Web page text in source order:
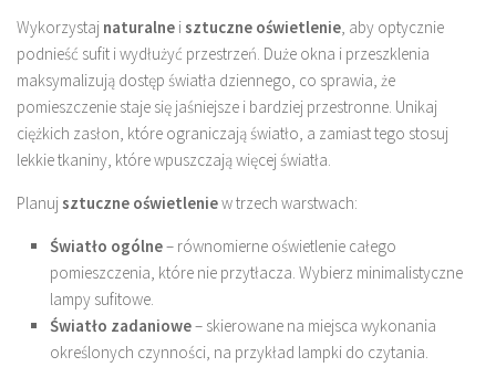
Wykorzystaj naturalne isztuczne oświetlenie, aby optycznie
podnieść sufit i wydłużyć przestrzeń. Duże okna i przeszklenia
maksymalizują dostęp światła dziennego, co sprawia, że
pomieszczenie staje się jaśniejsze i bardziej przestronne. Unikaj
ciężkich zasłon, które ograniczają światło, a zamiast tego stosuj
lekkie tkaniny, które wpuszczają więcej światła.
Planujsztuczne oświetleniew trzech warstwach:
Światło ogólne– równomierne oświetlenie całego
pomieszczenia, które nie przytłacza. Wybierz minimalistyczne
lampy sufitowe.
Światło zadaniowe– skierowane na miejsca wykonania
określonych czynności, na przykład lampki do czytania.